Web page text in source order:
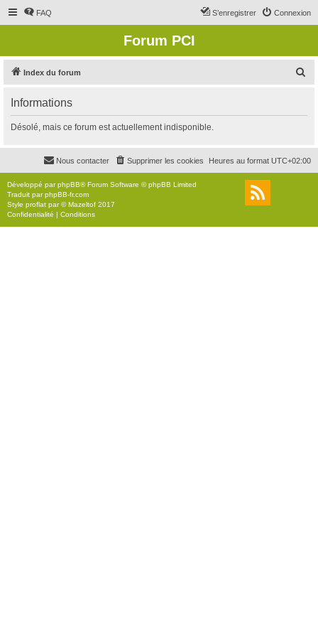
FAQ Connexion
S’enregistrer
Forum PCI
Index du forum
r
c
r
Informations
Désolé, mais ce forum est actuellement indisponible.
Heures au format UTC+02:00
Supprimer les cookies
Nous contacter
Développé parphpBB® Forum Software © phpBB Limited
Traduit parphpBB-fr.com
Style proflat par ©Mazeltof 2017
Confidentialité | Conditions